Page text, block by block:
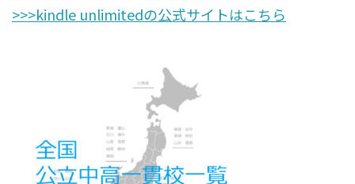
>>>kindle unlimitedの公式サイトはこちら